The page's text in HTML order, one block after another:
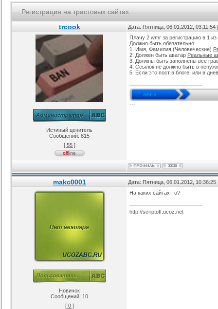
музыкальной
на движке
Шаблон для Ucoz : Irene
Категория :
Сборник лучших шаблонов
уходящего года
Категория :Ucoz
Шаблон для ucoz Wow-Good
Категория :
Регистрация на трастовых сайтах
trcook
Дата: Пятница, 06.01.2012,
Истиный ценитель
Сообщений: 815
[ 55 ]
Плачу 2 wmr за регистрацию в 1
Должно быть обязательно:
1. Имя, Фамилия (Человеческие)
2. Должен быть аватар Реальные
3. Должны быть заполнены все
4. Ссылок не должно быть в
5. Если это пост в блоге, или в
---
makc0001 Дата: Пятница, 06.01.2012,
Новичок
Сообщений: 10
[ 0 ]
На каких сайтах-то?
http://scriptoff.ucoz.net